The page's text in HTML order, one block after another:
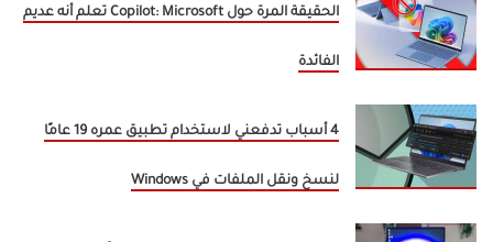
الحقيقة المرة حول Copilot: Microsoft تعلم أنه عديم
الفائدة
4 أسباب تدفعني لاستخدام تطبيق عمره 19 عامًا
لنسخ ونقل الملفات في Windows